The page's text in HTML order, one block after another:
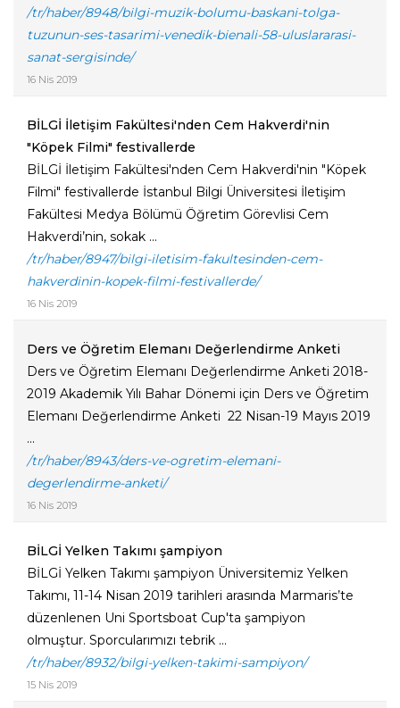
/tr/haber/8948/bilgi-muzik-bolumu-baskani-tolga-
tuzunun-ses-tasarimi-venedik-bienali-58-uluslararasi-
sanat-sergisinde/
16 Nis 2019
BİLGİ İletişim Fakültesi'nden Cem Hakverdi'nin
"Köpek Filmi" festivallerde
BİLGİ İletişim Fakültesi'nden Cem Hakverdi'nin "Köpek
Filmi" festivallerde İstanbul Bilgi Üniversitesi İletişim
Fakültesi Medya Bölümü Öğretim Görevlisi Cem
Hakverdi’nin, sokak ...
/tr/haber/8947/bilgi-iletisim-fakultesinden-cem-
hakverdinin-kopek-filmi-festivallerde/
16 Nis 2019
Ders ve Öğretim Elemanı Değerlendirme Anketi
Ders ve Öğretim Elemanı Değerlendirme Anketi 2018-
2019 Akademik Yılı Bahar Dönemi için Ders ve Öğretim
Elemanı Değerlendirme Anketi 22 Nisan-19 Mayıs 2019
...
/tr/haber/8943/ders-ve-ogretim-elemani-
degerlendirme-anketi/
16 Nis 2019
BİLGİ Yelken Takımı şampiyon
BİLGİ Yelken Takımı şampiyon Üniversitemiz Yelken
Takımı, 11-14 Nisan 2019 tarihleri arasında Marmaris’te
düzenlenen Uni Sportsboat Cup'ta şampiyon
olmuştur. Sporcularımızı tebrik ...
/tr/haber/8932/bilgi-yelken-takimi-sampiyon/
15 Nis 2019